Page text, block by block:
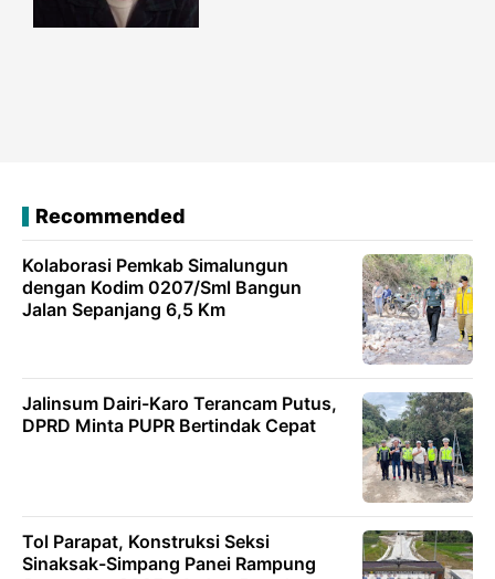
Recommended
Kolaborasi Pemkab Simalungun
dengan Kodim 0207/Sml Bangun
Jalan Sepanjang 6,5 Km
Jalinsum Dairi-Karo Terancam Putus,
DPRD Minta PUPR Bertindak Cepat
Tol Parapat, Konstruksi Seksi
Sinaksak-Simpang Panei Rampung